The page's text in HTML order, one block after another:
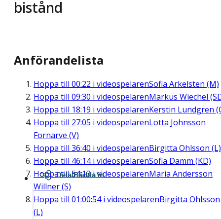
bistånd
Anförandelista
Hoppa till 00:22 i videospelarenSofia Arkelsten (M)
Hoppa till 09:30 i videospelarenMarkus Wiechel
Hoppa till 18:19 i videospelarenKerstin Lundgren
Hoppa till 27:05 i videospelarenLotta Johnsson
Fornarve (V)
Hoppa till 36:40 i videospelarenBirgitta Ohlsson (L)
Hoppa till 46:14i videospelarenSofia Damm (KD)
Hoppa till54:13i videospelarenMaria Andersson
Willner (S)
Hoppa till 01:00:54i videospelarenBirgitta Ohlsson
(L)
Dela/Bädda in